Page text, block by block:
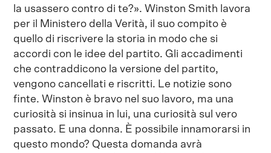
la usassero contro di te?». Winston Smith lavora
per il Ministero della Verità, il suo compito è
quello di riscrivere la storia in modo che si
accordi con le idee del partito. Gli accadimenti
che contraddicono la versione del partito,
vengono cancellati e riscritti. Le notizie sono
finte. Winston è bravo nel suo lavoro, ma una
curiosità si insinua in lui, una curiosità sul vero
passato. E una donna. È possibile innamorarsi in
questo mondo? Questa domanda avrà